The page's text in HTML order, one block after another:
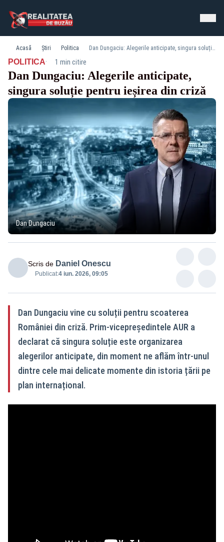
Acasă Știri Politica Dan Dungaciu: Alegerile anticipate, singura soluție pentru ieșirea din criză
POLITICA· 1 min citire
Dan Dungaciu: Alegerile anticipate,
singura soluție pentru ieșirea din criză
Dan Dungaciu
Scris de Daniel Onescu
Publicat:4 iun. 2026, 09:05
Dan Dungaciu vine cu soluții pentru scoaterea
României din criză. Prim-vicepreședintele AUR a
declarat că singura soluție este organizarea
alegerilor anticipate, din moment ne aflăm într-unul
dintre cele mai delicate momente din istoria țării pe
plan internațional.